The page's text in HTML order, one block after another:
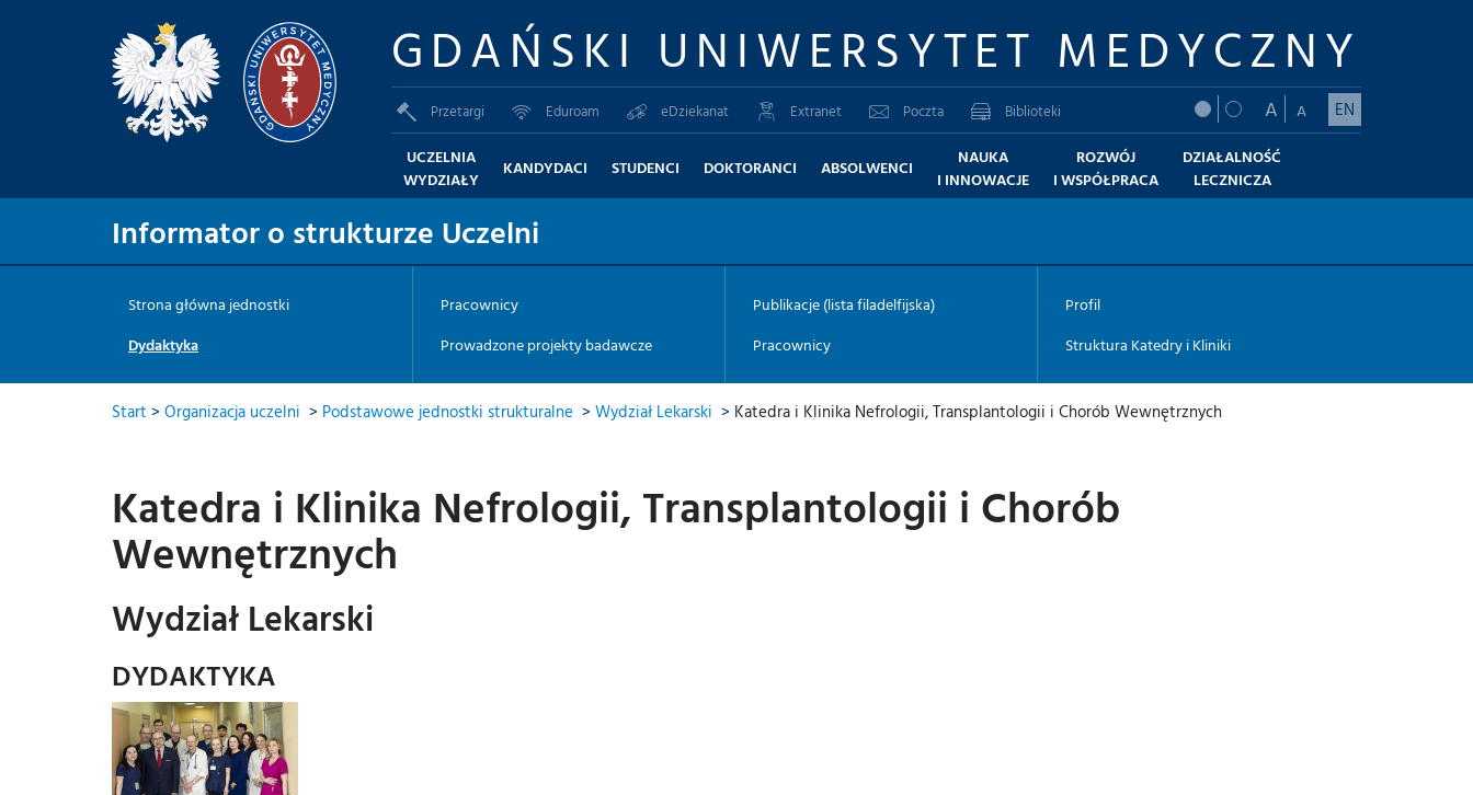
GDAŃSKI UNIWERSYTET MEDYCZNY
Przetargi Eduroam eDziekanat Extranet Poczta Biblioteki A A EN
UCZELNIA
WYDZIAŁY
KANDYDACI STUDENCI DOKTORANCI ABSOLWENCI
NAUKA
I INNOWACJE
ROZWÓJ
I WSPÓŁPRACA
DZIAŁALNOŚĆ
LECZNICZA
Informator o strukturze Uczelni
Strona główna jednostki
Dydaktyka
Pracownicy
Prowadzone projekty badawcze
Publikacje (lista filadelfijska)
Pracownicy
Profil
Struktura Katedry i Kliniki
Start > Organizacja uczelni > Podstawowe jednostki strukturalne > Wydział Lekarski > Katedra i Klinika Nefrologii, Transplantologii i Chorób Wewnętrznych
Katedra i Klinika Nefrologii, Transplantologii i Chorób
Wewnętrznych
Wydział Lekarski
DYDAKTYKA